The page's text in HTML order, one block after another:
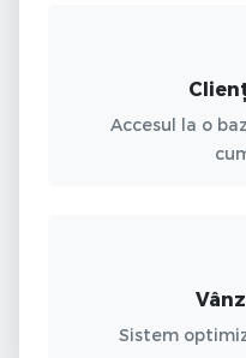
Accesul la o
Sistem